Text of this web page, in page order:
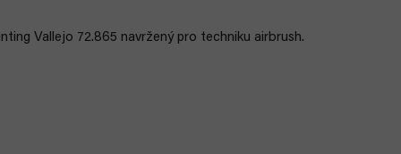
Vallejo 72.865 navržený pro techniku airbrush.